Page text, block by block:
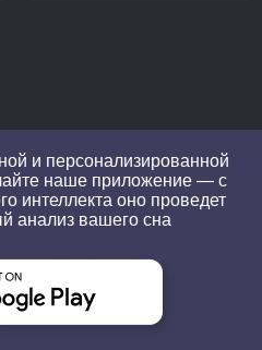
и персонализированной
наше приложение — с
интеллекта оно проведет
анализ вашего сна